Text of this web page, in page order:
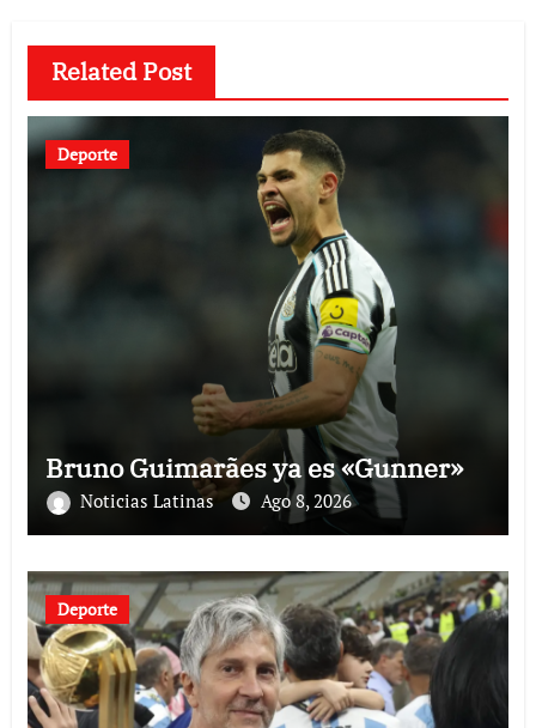
Related Post
Deporte
Bruno Guimarães ya es «Gunner»
Noticias Latinas Ago 8, 2026
Deporte